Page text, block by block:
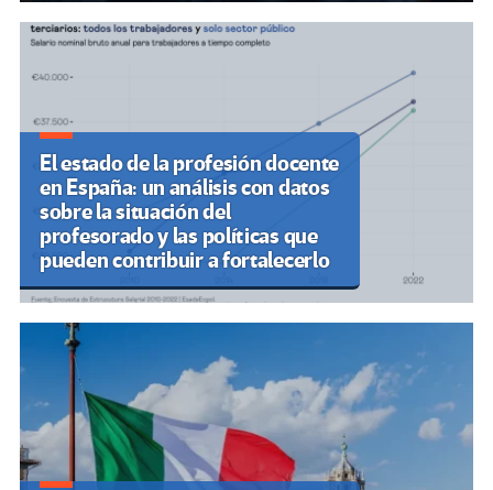
El estado de la profesión docente
en España: un análisis con datos
sobre la situación del
profesorado y las políticas que
pueden contribuir a fortalecerlo